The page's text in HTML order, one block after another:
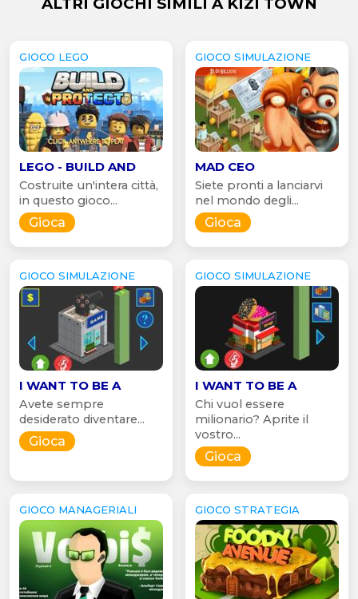
GIOCO LEGO
LEGO - BUILD AND
Costruite un'intera città,
in questo gioco...
Gioca
GIOCO SIMULAZIONE
MAD CEO
Siete pronti a lanciarvi
nel mondo degli...
Gioca
GIOCO SIMULAZIONE
I WANT TO BE A
Avete sempre
desiderato diventare...
Gioca
GIOCO SIMULAZIONE
I WANT TO BE A
Chi vuol essere
milionario? Aprite il
vostro...
Gioca
GIOCO MANAGERIALI GIOCO STRATEGIA